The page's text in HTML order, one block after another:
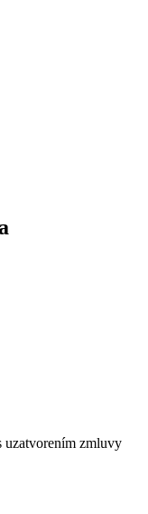
uzatvorením zmluvy